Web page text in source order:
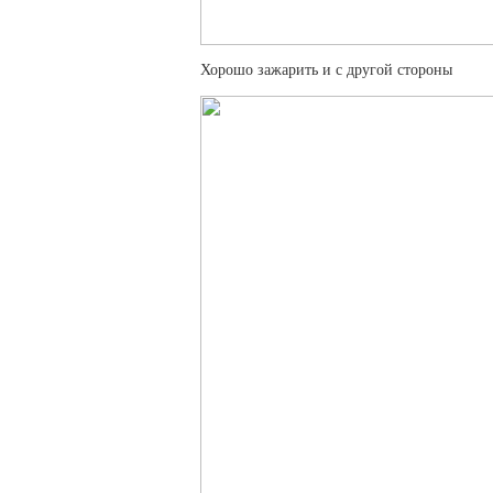
Хорошо зажарить и с другой стороны